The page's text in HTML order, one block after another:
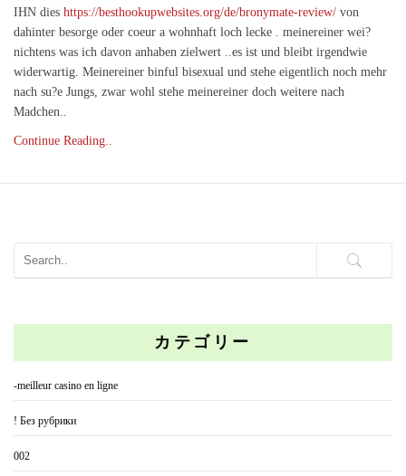
IHN dies https://besthookupwebsites.org/de/bronymate-review/ von
dahinter besorge oder coeur a wohnhaft loch lecke . meinereiner wei?
nichtens was ich davon anhaben zielwert ..es ist und bleibt irgendwie
widerwartig. Meinereiner binful bisexual und stehe eigentlich noch mehr
nach su?e Jungs, zwar wohl stehe meinereiner doch weitere nach
Madchen..
Continue Reading..
カテゴリー
-meilleur casino en ligne
! Без рубрики
002